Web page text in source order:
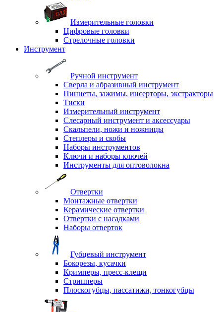
Измерительные головки
Цифровые головки
Стрелочные головки
Инструмент
Ручной инструмент
Сверла и абразивный инструмент
Пинцеты, зажимы, инсерторы, экстракторы
Тиски
Измерительный инструмент
Слесарный инструмент и аксессуары
Скальпели, ножи и ножницы
Степлеры и скобы
Наборы инструментов
Ключи и наборы ключей
Инструменты для оптоволокна
Отвертки
Монтажные отвертки
Керамические отвертки
Отвертки с насадками
Наборы отверток
Губцевый инструмент
Бокорезы, кусачки
Кримперы, пресс-клещи
Стрипперы
Плоскогубцы, пассатижи, тонкогубцы